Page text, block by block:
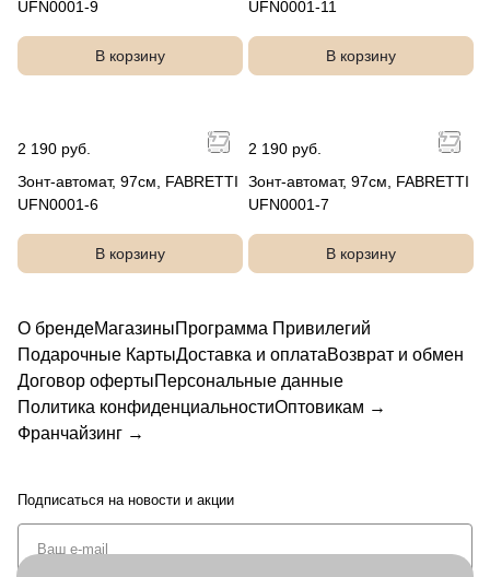
UFN0001-9
В корзину
UFN0001-11
В корзину
2 190 руб.
Зонт-автомат, 97см, FABRETTI
UFN0001-6
В корзину
2 190 руб.
Зонт-автомат, 97см, FABRETTI
UFN0001-7
В корзину
О брендеМагазиныПрограмма Привилегий
Подарочные КартыДоставка и оплатаВозврат и обмен
Договор офертыПерсональные данные
Политика конфиденциальностиОптовикам →
Франчайзинг →
Подписаться на новости и акции